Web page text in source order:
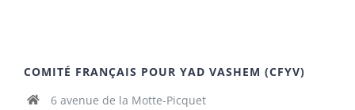
COMITÉ FRANÇAIS POUR YAD VASHEM (CFYV)
6 avenue de la Motte-Picquet